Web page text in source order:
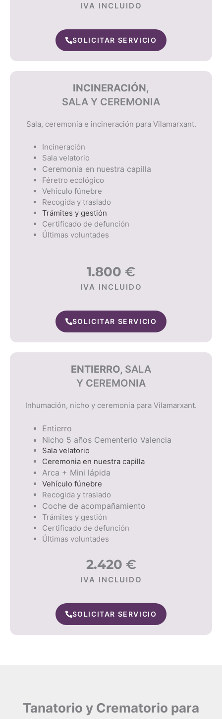
IVA INCLUIDO
SOLICITAR SERVICIO
INCINERACIÓN,
SALA Y CEREMONIA
Sala, ceremonia e incineración para Vilamarxant.
Incineración
Sala velatorio
Ceremonia en nuestra capilla
Féretro ecológico
Vehículo fúnebre
Recogida y traslado
Trámites y gestión
Certificado de defunción
Últimas voluntades
1.800 €
IVA INCLUIDO
SOLICITAR SERVICIO
ENTIERRO, SALA
Y CEREMONIA
Inhumación, nicho y ceremonia para Vilamarxant.
Entierro
Nicho 5 años Cementerio Valencia
Sala velatorio
Ceremonia en nuestra capilla
Arca + Mini lápida
Vehículo fúnebre
Recogida y traslado
Coche de acompañamiento
Trámites y gestión
Certificado de defunción
Últimas voluntades
2.420 €
IVA INCLUIDO
SOLICITAR SERVICIO
Tanatorio y Crematorio para